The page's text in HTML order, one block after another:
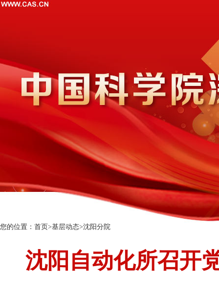
您的位置： 首页>基层动态>沈阳分院
沈阳自动化所召开